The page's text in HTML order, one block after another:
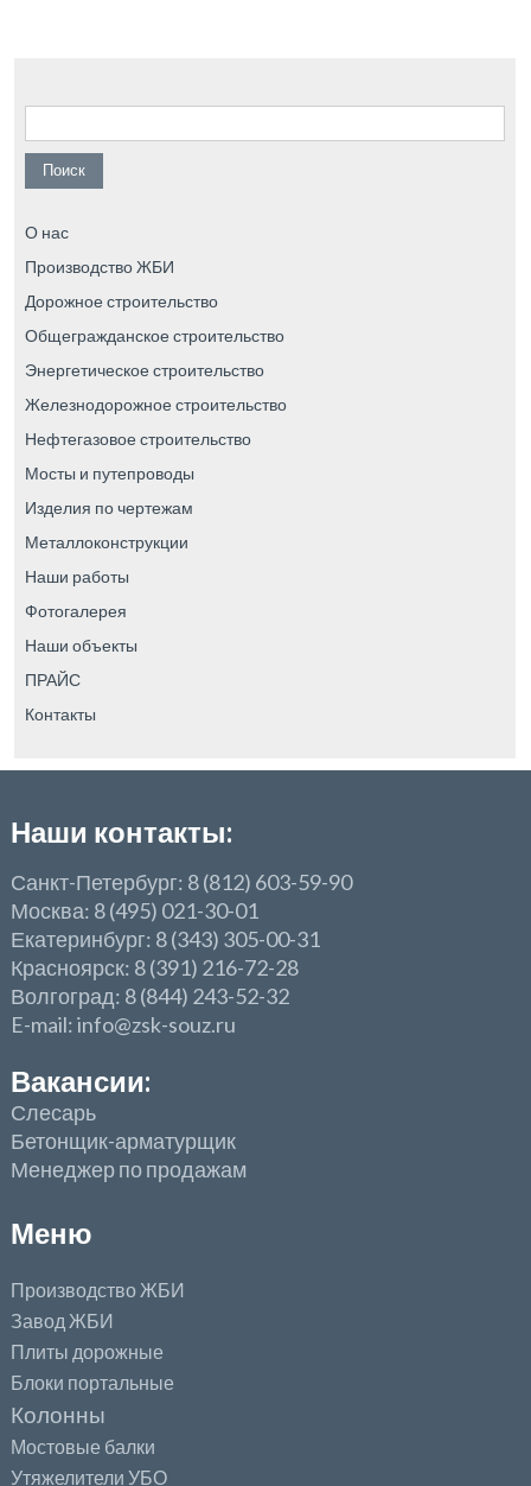
Найти:
О нас
Производство ЖБИ
Дорожное строительство
Общегражданское строительство
Энергетическое строительство
Железнодорожное строительство
Нефтегазовое строительство
Мосты и путепроводы
Изделия по чертежам
Металлоконструкции
Наши работы
Фотогалерея
Наши объекты
ПРАЙС
Контакты
Наши контакты:
Санкт-Петербург: 8 (812) 603-59-90
Москва: 8 (495) 021-30-01
Екатеринбург: 8 (343) 305-00-31
Красноярск: 8 (391) 216-72-28
Волгоград: 8 (844) 243-52-32
E-mail: info@zsk-souz.ru
Вакансии:
Слесарь
Бетонщик-арматурщик
Менеджер по продажам
Меню
Производство ЖБИ
Завод ЖБИ
Плиты дорожные
Блоки портальные
Колонны
Мостовые балки
Утяжелители УБО